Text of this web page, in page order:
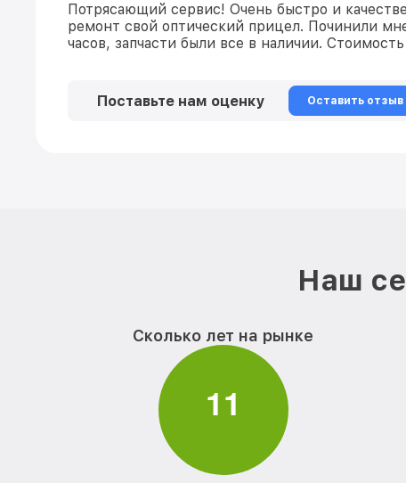
Потрясающий сервис! Очень быстро и
ремонт свой оптический прицел. Починили
часов, запчасти были все в наличии.
Поставьте нам оценку Оставить отзыв
Наш
Сколько лет на рынке
11